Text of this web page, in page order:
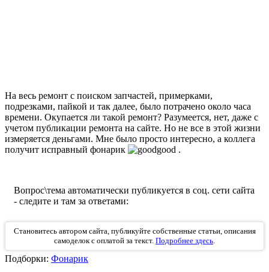
На весь ремонт с поиском запчастей, примерками,
подрезками, пайкой и так далее, было потрачено около часа
времени. Окупается ли такой ремонт? Разумеется, нет, даже с
учетом публикации ремонта на сайте. Но не все в этой жизни
измеряется деньгами. Мне было просто интересно, а коллега
получит исправный фонарик
.
Вопрос\тема автоматически публикуется в соц. сети сайта
- следите и там за ответами:
Становитесь автором сайта, публикуйте собственные статьи, описания
самоделок с оплатой за текст. Подробнее здесь.
Подборки: Фонарик